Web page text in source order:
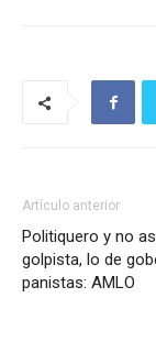
Artículo anterior
Politiquero y no
golpista, lo de
panistas: AMLO